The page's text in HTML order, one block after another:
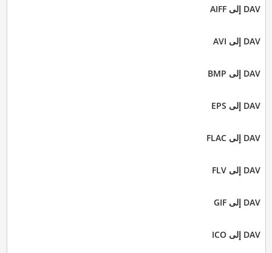
DAV إلى AIFF
DAV إلى AVI
DAV إلى BMP
DAV إلى EPS
DAV إلى FLAC
DAV إلى FLV
DAV إلى GIF
DAV إلى ICO